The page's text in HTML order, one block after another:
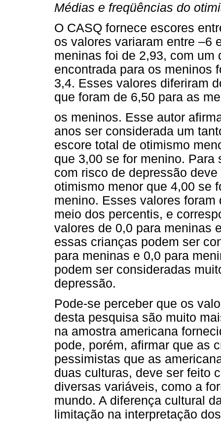
Médias e freqüências do
O CASQ fornece escores
os valores variaram entre –6
meninas foi de 2,93, com um
encontrada para os meninos
3,4. Esses valores diferiram
que foram de 6,50 para as
os meninos. Esse autor
anos ser considerada um
escore total de otimismo
que 3,00 se for menino.
com risco de depressão
otimismo menor que 4,00 se
menino. Esses valores
meio dos percentis, e
valores de 0,0 para meninas
essas crianças podem ser
para meninas e 0,0 para
podem ser consideradas
depressão.
Pode-se perceber que os
desta pesquisa são muito
na amostra americana
pode, porém, afirmar que as
pessimistas que as
duas culturas, deve ser feito
diversas variáveis, como a
mundo. A diferença cultural
limitação na interpretação